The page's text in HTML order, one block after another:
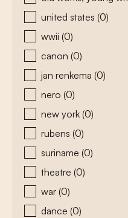
united states (0)
wwii (0)
canon (0)
jan renkema (0)
nero (0)
new york (0)
rubens (0)
suriname (0)
theatre (0)
war (0)
dance (0)